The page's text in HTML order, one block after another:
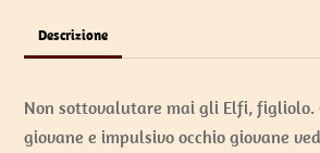
Descrizione
Non sottovalutare mai gli Elfi, figliolo.
giovane e impulsivo occhio giovane